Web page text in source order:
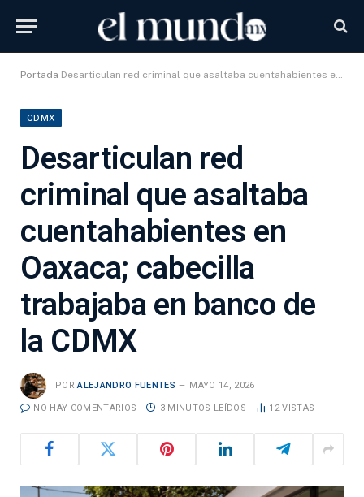
Portada Desarticulan red criminal que asaltaba cuentahabientes en Oaxaca; cabecilla trabajaba en banco de la CDMX
CDMX
Desarticulan red
criminal que asaltaba
cuentahabientes en
Oaxaca; cabecilla
trabajaba en banco de
la CDMX
POR ALEJANDRO FUENTES MAYO 14, 2026
NO HAY COMENTARIOS 3 MINUTOS LEÍDOS 12VISTAS